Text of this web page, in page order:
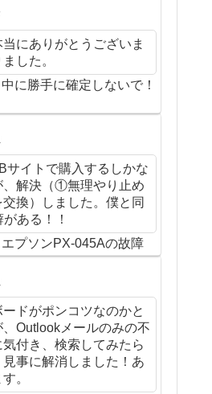
にありがとうございま
した。
に勝手に確定しないで！
サイトで購入するしかな
、解決（①無理やり止め
換）しました。僕と同
ある！！
プソンPX-045Aの故障
ドがポンコツなのかと
Outlookメールのみの不
付き、検索してみたら
事に解消しました！あ
。